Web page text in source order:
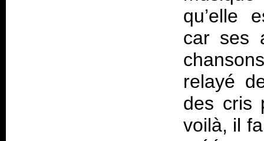
qu’elle
car ses
relayé
des cris
voilà, il